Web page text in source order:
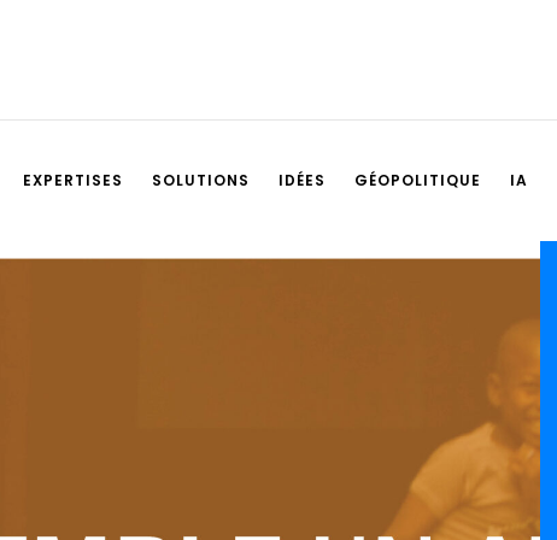
EXPERTISES SOLUTIONS IDÉES GÉOPOLITIQUE IA